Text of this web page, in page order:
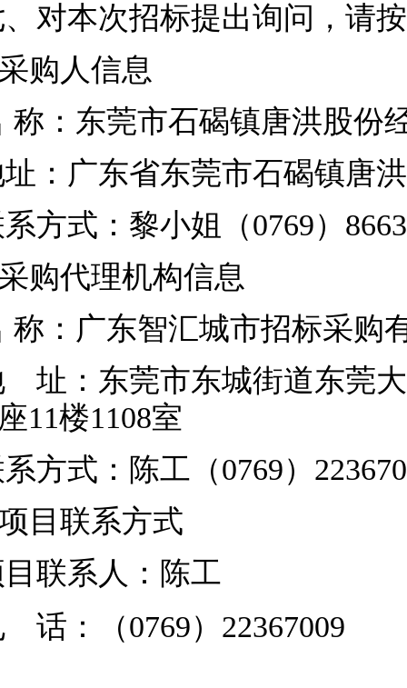
对本次招标提出询问，请
购人信息
称：东莞市石碣镇唐
：广东省东莞市石碣镇唐
方式：黎小姐（0769
购代理机构信息
称：广东智汇
址：东莞市东城街道东莞
座11楼
方式：陈工（0769
目联系方式
联系人：陈工
话：（0769）22367009